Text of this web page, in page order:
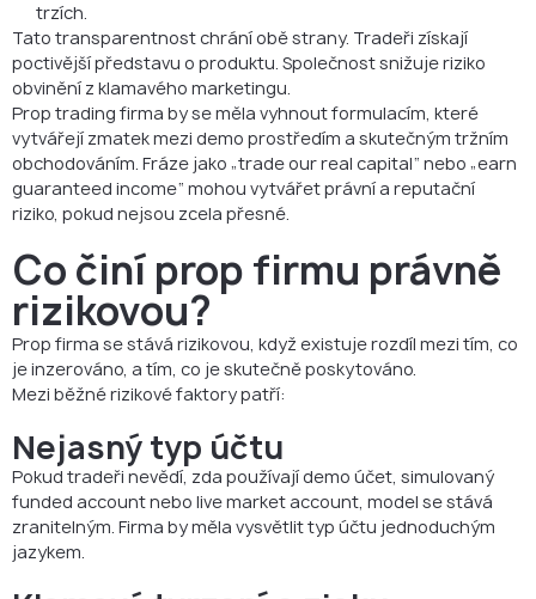
trzích.
Tato transparentnost chrání obě strany. Tradeři získají
poctivější představu o produktu. Společnost snižuje riziko
obvinění z klamavého marketingu.
Prop trading firma by se měla vyhnout formulacím, které
vytvářejí zmatek mezi demo prostředím a skutečným tržním
obchodováním. Fráze jako „trade our real capital“ nebo „earn
guaranteed income“ mohou vytvářet právní a reputační
riziko, pokud nejsou zcela přesné.
Co činí prop firmu právně
rizikovou?
Prop firma se stává rizikovou, když existuje rozdíl mezi tím, co
je inzerováno, a tím, co je skutečně poskytováno.
Mezi běžné rizikové faktory patří:
Nejasný typ účtu
Pokud tradeři nevědí, zda používají demo účet, simulovaný
funded account nebo live market account, model se stává
zranitelným. Firma by měla vysvětlit typ účtu jednoduchým
jazykem.